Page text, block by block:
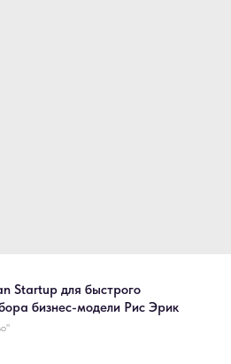
Startup для быстрого
бизнес-модели Рис Эрик